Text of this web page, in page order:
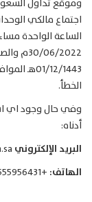
اجتماع مالكي
30/06/
الخطأ.
وفي حال وجود اي
أدناه:
البريد الإلكتروني
الهاتف: +966555956431